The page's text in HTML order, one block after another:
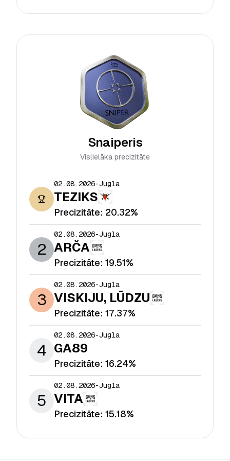
Snaiperis
Vislielāka precizitāte
02.08.2026-Jugla
TEZIKS
Precizitāte: 20.32%
2
02.08.2026-Jugla
ARČA
Precizitāte: 19.51%
3
02.08.2026-Jugla
VISKIJU, LŪDZU
Precizitāte: 17.37%
4
02.08.2026-Jugla
GA89
Precizitāte: 16.24%
5
02.08.2026-Jugla
VITA
Precizitāte: 15.18%